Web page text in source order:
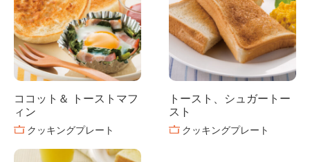
ココット＆ トーストマフ
ィン
クッキングプレート
トースト、シュガートー
スト
クッキングプレート